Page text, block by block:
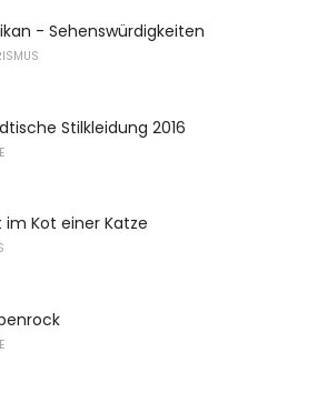
- Sehenswürdigkeiten
Stilkleidung 2016
im Kot einer Katze